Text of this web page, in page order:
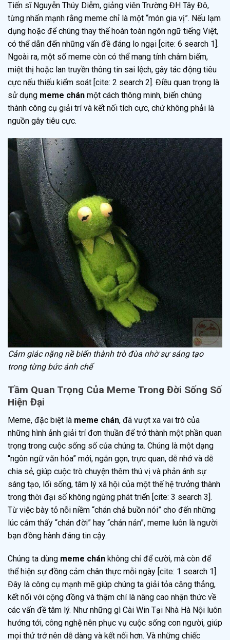
Tiến sĩ Nguyễn Thúy Diễm, giảng viên Trường ĐH Tây Đô,
từng nhấn mạnh rằng meme chỉ là một “món gia vị”. Nếu lạm
dụng hoặc để chúng thay thế hoàn toàn ngôn ngữ tiếng Việt,
có thể dẫn đến những vấn đề đáng lo ngại [cite: 6 search 1].
Ngoài ra, một số meme còn có thể mang tính châm biếm,
miệt thị hoặc lan truyền thông tin sai lệch, gây tác động tiêu
cực nếu thiếu kiểm soát [cite: 2 search 2]. Điều quan trọng là
sử dụng meme chán một cách thông minh, biến chúng
thành công cụ giải trí và kết nối tích cực, chứ không phải là
nguồn gây tiêu cực.
Cảm giác nặng nề biến thành trò đùa nhờ sự sáng tạo
trong từng bức ảnh chế
Tầm Quan Trọng Của Meme Trong Đời Sống Số
Hiện Đại
Meme, đặc biệt là meme chán, đã vượt xa vai trò của
những hình ảnh giải trí đơn thuần để trở thành một phần quan
trọng trong cuộc sống số của chúng ta. Chúng là một dạng
“ngôn ngữ văn hóa” mới, ngắn gọn, trực quan, dễ nhớ và dễ
chia sẻ, giúp cuộc trò chuyện thêm thú vị và phản ánh sự
sáng tạo, lối sống, tâm lý xã hội của một thế hệ trưởng thành
trong thời đại số không ngừng phát triển [cite: 3 search 3].
Từ việc bày tỏ nỗi niềm “chán chả buồn nói” cho đến những
lúc cảm thấy “chán đời” hay “chán nản”, meme luôn là người
bạn đồng hành đáng tin cậy.
Chúng ta dùng meme chán không chỉ để cười, mà còn để
thể hiện sự đồng cảm chân thực mỗi ngày [cite: 1 search 1].
Đây là công cụ mạnh mẽ giúp chúng ta giải tỏa căng thẳng,
kết nối với cộng đồng và thậm chí là nâng cao nhận thức về
các vấn đề tâm lý. Như những gì Cài Win Tại Nhà Hà Nội luôn
hướng tới, công nghệ nên phục vụ cuộc sống con người, giúp
mọi thứ trở nên dễ dàng và kết nối hơn. Và những chiếc